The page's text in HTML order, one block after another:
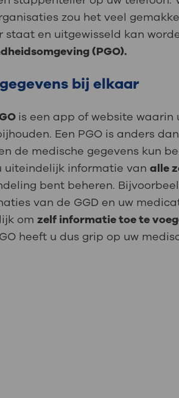
zou het veel
staat en uitgewisseld kan
(PGO).
bij elkaar
is een app of website
Een PGO is anders
de medische gegevens kun
uiteindelijk informatie vanalle
bent beheren.
van de GGD en uw
omzelf informatie toe te
heeft u dus grip op uw